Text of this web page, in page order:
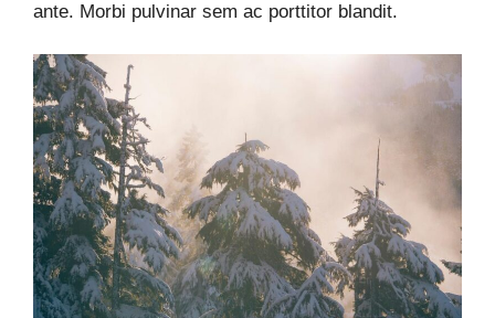
ante. Morbi pulvinar sem ac porttitor blandit.